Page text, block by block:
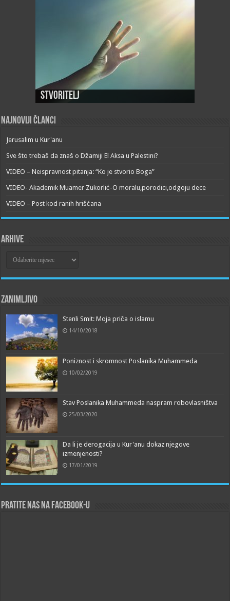
Stvoritelj
Najnoviji članci
Jerusalim u Kur'anu
Sve što trebaš da znaš o Džamiji El Aksa u Palestini?
VIDEO – Neispravnost pitanja: “Ko je stvorio Boga”
VIDEO- Akademik Muamer Zukorlić-O moralu,porodici,odgoju dece
VIDEO – Post kod ranih hrišćana
Arhive
Zanimljivo
Stenli Smit: Moja priča o islamu
14/10/2018
Poniznost i skromnost Poslanika Muhammeda
10/02/2019
Stav Poslanika Muhammeda naspram robovlasništva
25/03/2020
Da li je derogacija u Kur'anu dokaz njegove
izmenjenosti?
17/01/2019
Pratite nas na Facebook-u